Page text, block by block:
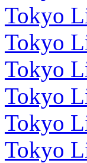
Tokyo
Tokyo
Tokyo
Tokyo
Tokyo
Tokyo